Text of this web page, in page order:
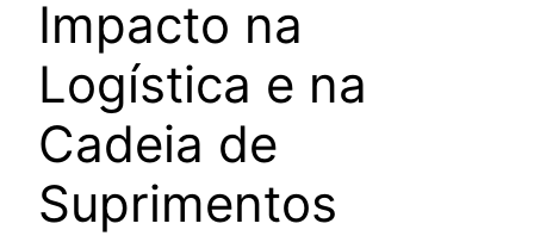
Impacto na
Logística e na
Cadeia de
Suprimentos